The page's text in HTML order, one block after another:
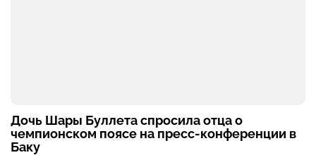
Дочь Шары Буллета спросила отца о
чемпионском поясе на пресс-конференции в
Баку